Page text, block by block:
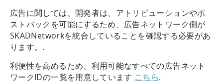
広告に関しては、開発者は、アトリビューションやポ
ストバックを可能にするため、広告ネットワーク側が
SKADNetworkを統合していることを確認する必要があ
ります。.
利便性を高めるため、利用可能なすべての広告ネット
ワークIDの一覧を用意しています こちら.